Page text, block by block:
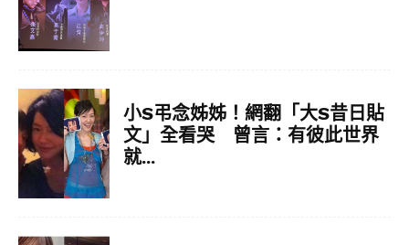
小S弔念姊姊！網翻「大S昔日貼
文」全看哭 曾言：有彼此世界
就...